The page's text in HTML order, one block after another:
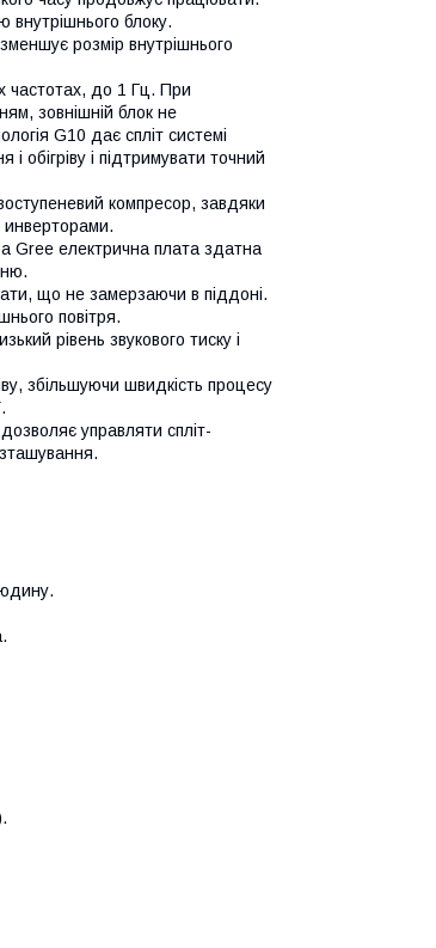
внутрішнього блоку.
розмір внутрішнього
частотах, до 1 Гц. При
зовнішній блок не
G10 дає спліт системі
обігріву і підтримувати точний
компресор, завдяки
инверторами.
Gree електрична плата здатна
що не замерзаючи в піддоні.
повітря.
рівень звукового тиску і
збільшуючи швидкість процесу
управляти спліт-